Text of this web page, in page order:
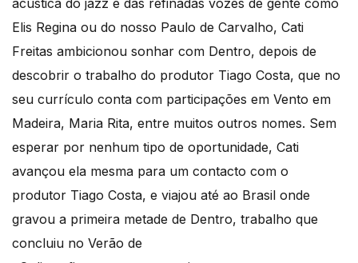
acústica do jazz e das refinadas vozes de gente como
Elis Regina ou do nosso Paulo de Carvalho, Cati
Freitas ambicionou sonhar com Dentro, depois de
descobrir o trabalho do produtor Tiago Costa, que no
seu currículo conta com participações em Vento em
Madeira, Maria Rita, entre muitos outros nomes. Sem
esperar por nenhum tipo de oportunidade, Cati
avançou ela mesma para um contacto com o
produtor Tiago Costa, e viajou até ao Brasil onde
gravou a primeira metade de Dentro, trabalho que
concluiu no Verão de